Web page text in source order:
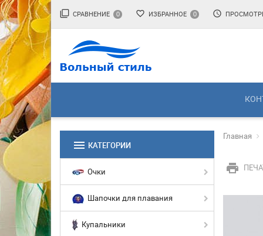
filter_none СРАВНЕНИЕ 0 favorite_border ИЗБРАННОЕ 0 access_time
menu КАТЕГОРИИ
Очки
Шапочки для плавания
Купальники
Главная
print